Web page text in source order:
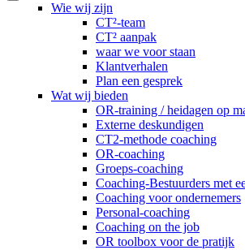
Wie wij zijn
CT²-team
CT² aanpak
waar we voor staan
Klantverhalen
Plan een gesprek
Wat wij bieden
OR-training / heidagen op
Externe deskundigen
CT2-methode coaching
OR-coaching
Groeps-coaching
Coaching-Bestuurders met
Coaching voor ondernemers
Personal-coaching
Coaching on the job
OR toolbox voor de pratijk